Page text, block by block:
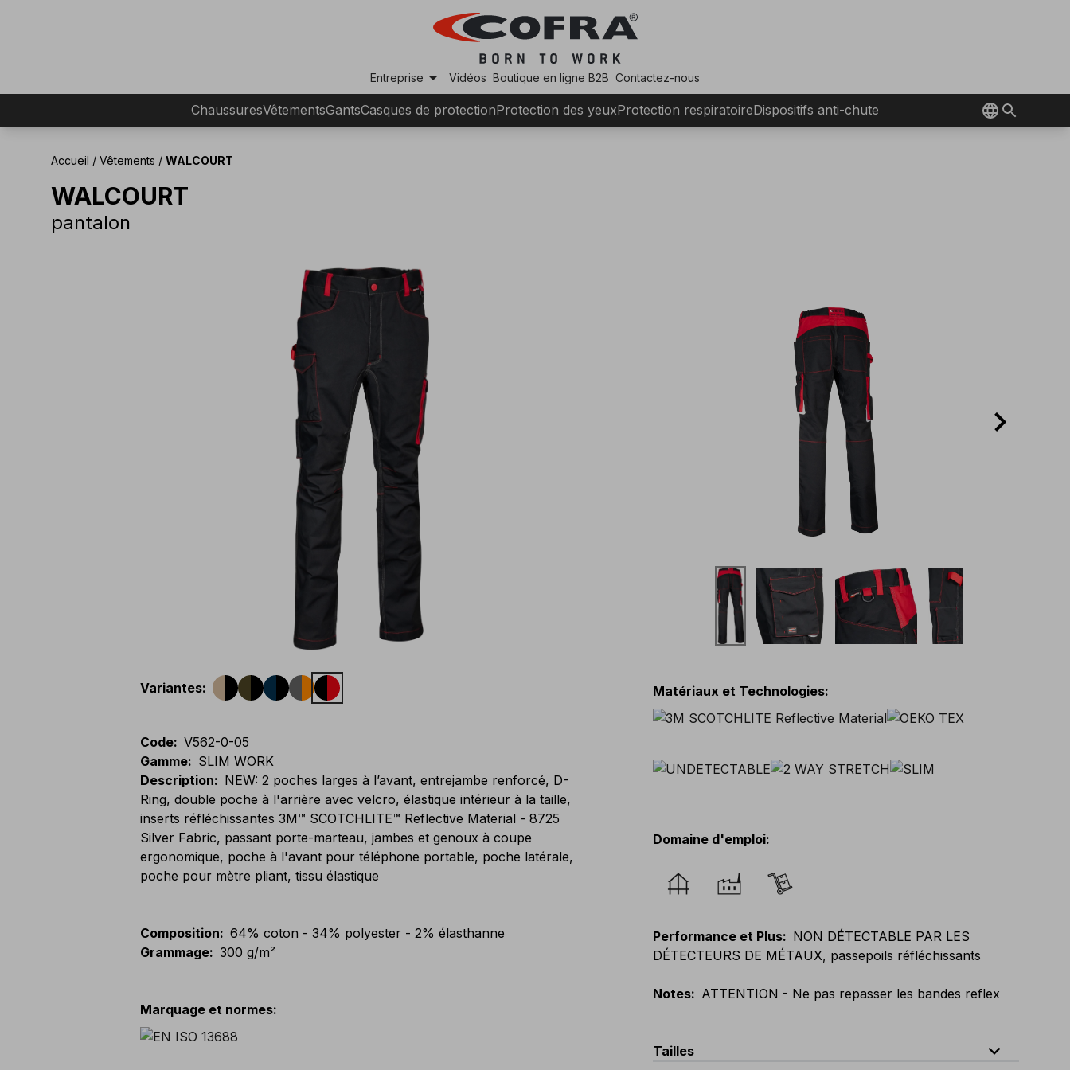
Entreprise arrow_drop_down Vidéos Boutique en ligne B2B Contactez-nous
ChaussuresVêtementsGantsCasques de protectionProtection des yeuxProtection respiratoireDispositifs anti-chute
Accueil / Vêtements / WALCOURT
WALCOURT
pantalon
Variantes:
Code: V562-0-05
Gamme: SLIM WORK
Description: NEW: 2 poches larges à l’avant, entrejambe renforcé, D-
Ring, double poche à l'arrière avec velcro, élastique intérieur à la taille,
inserts réfléchissantes 3M™ SCOTCHLITE™ Reflective Material - 8725
Silver Fabric, passant porte-marteau, jambes et genoux à coupe
ergonomique, poche à l'avant pour téléphone portable, poche latérale,
poche pour mètre pliant, tissu élastique
Composition: 64% coton - 34% polyester - 2% élasthanne
Grammage: 300 g/m²
Marquage et normes:
Matériaux et Technologies:
Domaine d'emploi:
Performance et Plus: NON DÉTECTABLE PAR LES
DÉTECTEURS DE MÉTAUX, passepoils réfléchissants
Notes: ATTENTION - Ne pas repasser les bandes reflex
Tailles expand_less